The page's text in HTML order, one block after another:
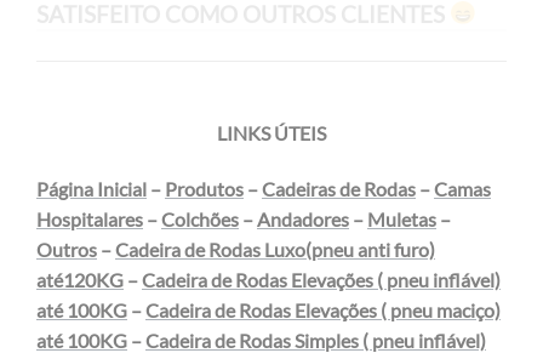
LINKS ÚTEIS
Página Inicial – Produtos –Cadeiras de Rodas –Camas
Hospitalares –Colchões – Andadores – Muletas –
Outros –Cadeira de Rodas Luxo(pneu anti furo)
até120KG –Cadeira de Rodas Elevações ( pneu inflável)
até 100KG –Cadeira de Rodas Elevações ( pneu maciço)
até 100KG –Cadeira de Rodas Simples ( pneu inflável)